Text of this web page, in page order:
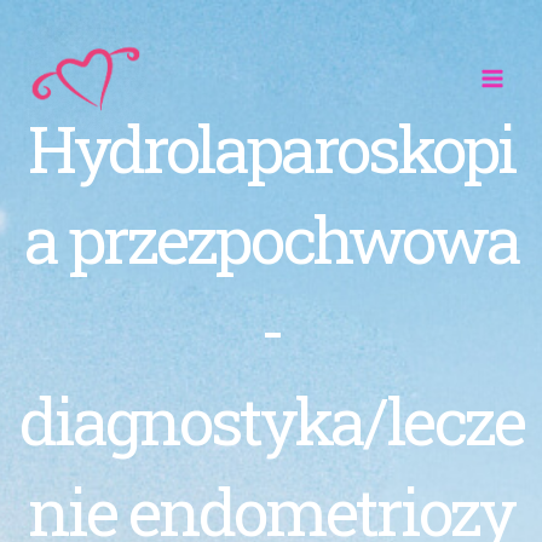
treści
Hydrolaparoskopi
a przezpochwowa
-
diagnostyka/lecze
nie endometriozy